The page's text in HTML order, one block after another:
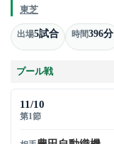
東芝
出場5試合 時間396分
プール戦
11/10
第1節